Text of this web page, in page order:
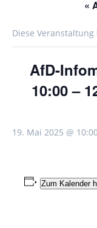
«
Diese
AfD-
10:00 –
19. Mai 2025 @
Zum Kalender